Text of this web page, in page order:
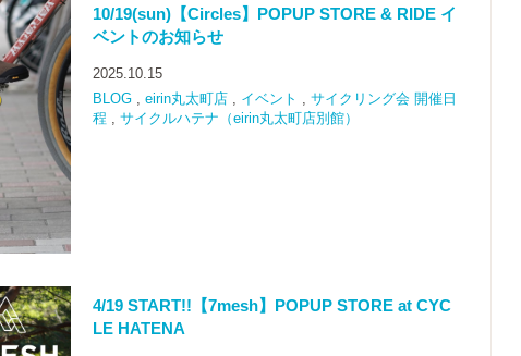
10/19(sun)【Circles】POPUP STORE & RIDE イ
ベントのお知らせ
2025.10.15
BLOG, eirin丸太町店, イベント , サイクリング会 開催日
程 , サイクルハテナ（eirin丸太町店別館）
4/19 START!!【7mesh】POPUP STORE at CYC
LE HATENA